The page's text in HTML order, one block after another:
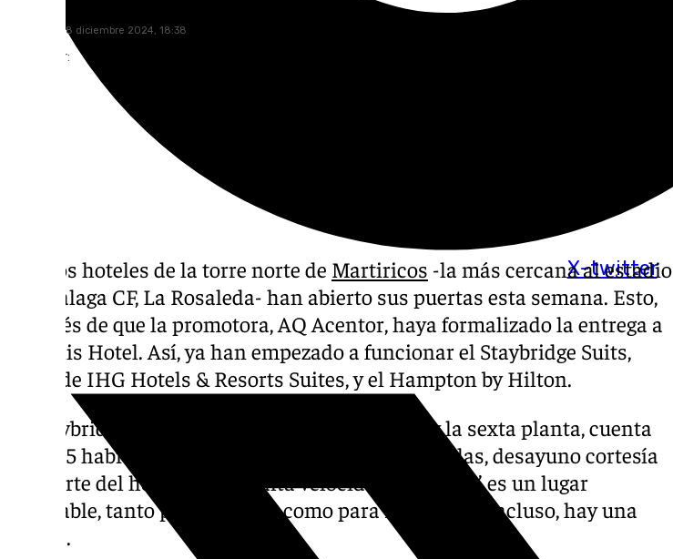
X-twitter
miércoles, 18 diciembre 2024, 18:38
Compartir:
Los dos hoteles de la torre norte de Martiricos -la más cercana al estadio
del Málaga CF, La Rosaleda- han abierto sus puertas esta semana. Esto,
después de que la promotora, AQ Acentor, haya formalizado la entrega a
Borealis Hotel. Así, ya han empezado a funcionar el Staybridge Suits,
parte de IHG Hotels & Resorts Suites, y el Hampton by Hilton.
El Staybridge Suites, ubicado entre la segunda y la sexta planta, cuenta
con 105 habitaciones, cocinas totalmente equipadas, desayuno cortesía
por parte del hotel y wifi de alta velocidad. ‘The Den’ es un lugar
agradable, tanto para trabajar como para relajarse e, incluso, hay una
tienda.